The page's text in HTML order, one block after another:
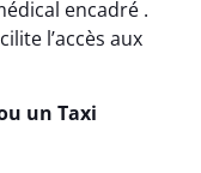
encadré .
l’accès aux
un Taxi